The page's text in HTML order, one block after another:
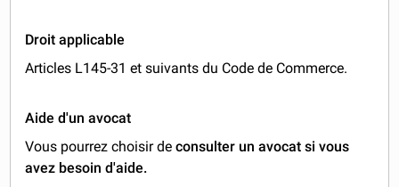
Droit applicable
Articles L145-31 et suivants du Code de Commerce.
Aide d'un avocat
Vous pourrez choisir deconsulter un avocat si vous
avez besoin d'aide.